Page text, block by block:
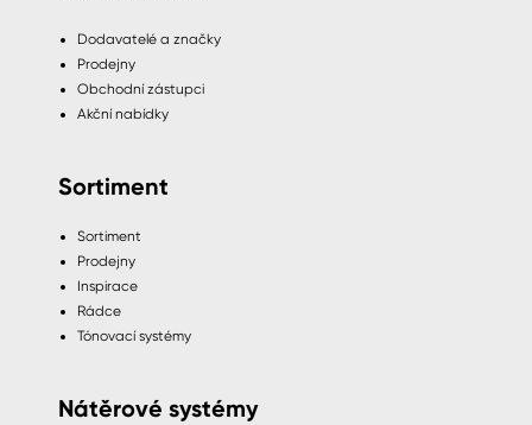
Dodavatelé a značky
Prodejny
Obchodní zástupci
Akční nabídky
Sortiment
Sortiment
Prodejny
Inspirace
Rádce
Tónovací systémy
Nátěrové systémy